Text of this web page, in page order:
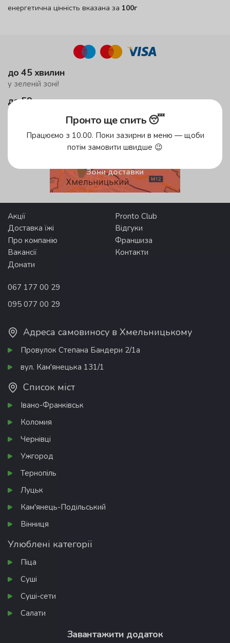
енергетична цінність вказана за 100г
до 45 хвилин
у зеленій зоні!
до 59 хвилин
у жовтій зоні
безкоштовна доставка
від 500 грн
Зони доставки
Акції
Pronto Club
Доставка їжі
Відгуки
Про компанію
Франшиза
Вакансії
Контакти
Донати
067 177 00 29
095 077 00 29
Адреса самовиносу в Хмельницькому
Провулок Степана Бандери 2/1а
вул. Кам'янецька 131/1
Список міст
Івано-Франківськ
Коломия
Чернівці
Ужгород
Тернопіль
Луцьк
Кам'янець-Подільський
Вінниця
Улюблені категорії
Піца
Суші
Суші-сети
Салати
Завантажити додаток
Пронто ще спить 😴
Працюємо з 10.00. Поки зазирни в меню — щоби
потім замовити швидше 😉